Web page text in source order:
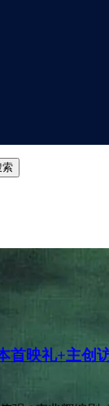
索
首映礼+主